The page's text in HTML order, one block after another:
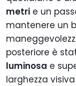
metri e un
mantenere un
posteriore è
luminosa e
larghezza